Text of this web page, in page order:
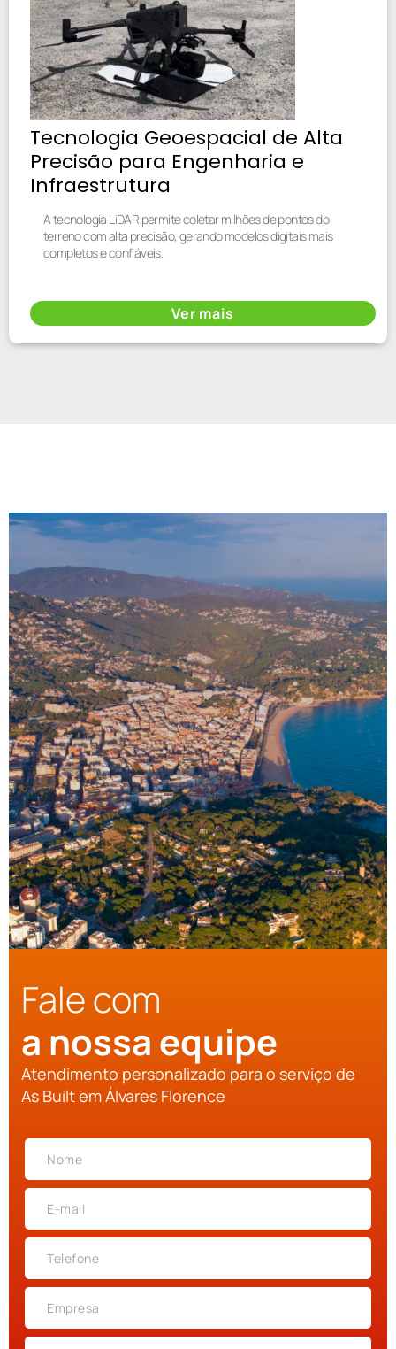
Tecnologia Geoespacial de Alta
Precisão para Engenharia e
Infraestrutura
A tecnologia LiDAR permite coletar milhões de pontos do
terreno com alta precisão, gerando modelos digitais mais
completos e confiáveis.
Ver mais
Fale com
a nossa equipe
Atendimento personalizado para o serviço de
As Built em Álvares Florence